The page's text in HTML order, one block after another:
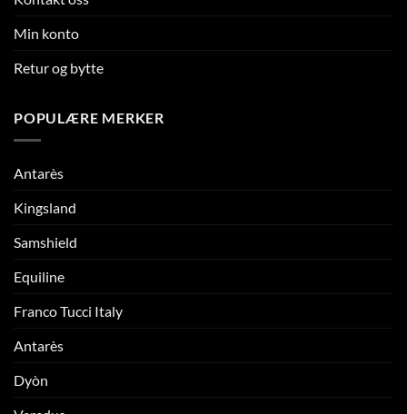
Min konto
Retur og bytte
POPULÆRE MERKER
Antarès
Kingsland
Samshield
Equiline
Franco Tucci Italy
Antarès
Dyòn